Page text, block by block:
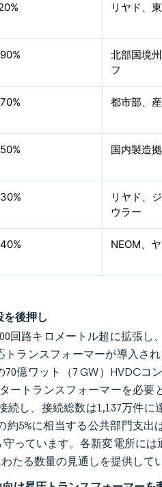
リヤド、
北部国境
フ
都市部、
国内製造
リヤド、
ウラー
NEOM、
を後押し
回路キロメートル超に拡張し
ランスフォーマーが導入さ
億ワット（7 GW）HVDCコ
ートランスフォーマーを必要
続し、接続総数は1,137万件
5%に相当する公共部門支
っています。各新変電所に
たる数量の見通しを提供して